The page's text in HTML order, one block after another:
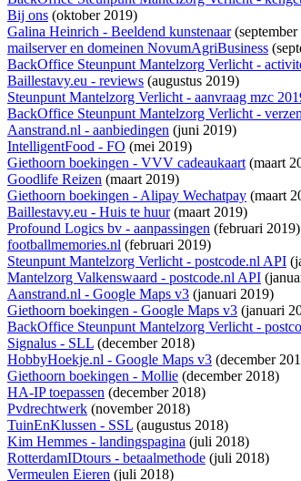
Bij ons (oktober 2019)
Galina Heinrich - Beeldend kunstenaar(september
mailserver en domeinen NovumAgriBusiness
BackOffice Steunpunt Mantelzorg Verlicht -
Baillestavy.eu - reviews (augustus 2019)
Steunpunt Mantelzorg Verlicht - aanvraag mzc
BackOffice Steunpunt Mantelzorg Verlicht -
Aanstrand.nl - aanbiedingen (juni 2019)
IntelligentFood - FO (mei 2019)
Giethoorn boekingen - VVV cadeaukaart(maart
Goodlife Reizen (maart 2019)
Giethoorn boekingen - Alipay Wechatpay (maart
Baillestavy.eu - Huis te huur(maart 2019)
Profound Logics bv - aanpassingen (februari 2019)
footballmemories.nl (februari 2019)
Steunpunt Mantelzorg Verlicht - postcode.nl API
Mantelzorg Valkenswaard - postcode.nl API
Aanstrand.nl - Google Maps v3 (januari 2019)
Giethoorn boekingen - Google Maps v3 (januari
BackOffice Steunpunt Mantelzorg Verlicht -
Signalus - SLL (december 2018)
HobbyHoekje.nl - Google Maps v3 (december
Giethoorn boekingen - Mollie (december 2018)
HA-IP toepassen (december 2018)
Pvdrechtwerk (november 2018)
TuinEnKlussen - SSL (augustus 2018)
Kim Hemmes - landingspagina (juli 2018)
RotterdamIDtours - betaalmethode (juli 2018)
Vermeulen Eieren (juli 2018)